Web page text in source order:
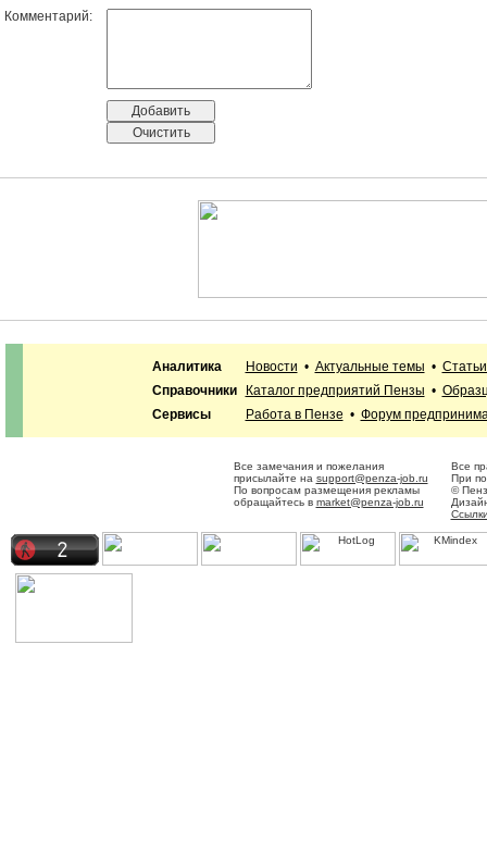
Комментарий:
Аналитика Новости • Актуальные темы •
Справочники
Каталог предприятий Пензы •
Сервисы
Работа в Пензе • Форум
Все замечания и пожелания
присылайте на support@penza-job.ru
По вопросам размещения рекламы
обращайтесь в market@penza-job.ru
Все
При
©